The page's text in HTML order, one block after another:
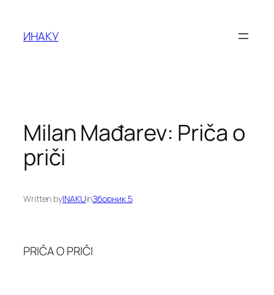
содржината
ИНАКУ
Milan Mađarev: Priča o
priči
Written byINAKUinЗборник 5
PRIČA O PRIČI